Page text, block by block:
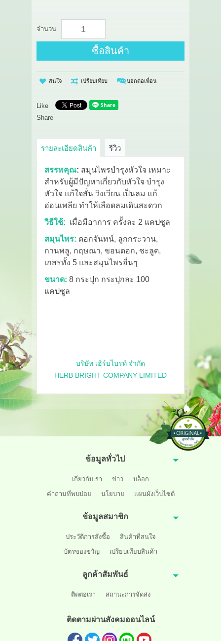
จำนวน
ซื้อสินค้า
สนใจ เปรียบเทียบ บอกต่อเพื่อน
Like
Share
รายละเอียดสินค้า รีวิว
สรรพคุณ: สมุนไพรบำรุงหัวใจ เหมาะ
สำหรับผู้มีปัญหาเกี่ยวกับหัวใจ บำรุง
หัวใจ แก้ใจสั่น วิงเวียน เป็นลม แก้
อ่อนเพลีย ทำให้เลือดลมเดินสะดวก
วิธีใช้: เมื่อมีอาการ ครั้งละ 2 แคปซูล
สมุนไพร: ดอกจันทน์, ลูกกระวาน,
กานพลู, กฤษณา, ขอนดอก, ชะลูด,
เกสรทั้ง 5 และสมุนไพรอื่นๆ
ขนาด: 8 กระปุก กระปุกละ 100
แคปซูล
บริษัท เฮิร์บไบรท์ จำกัด
HERB BRIGHT COMPANY LIMITED
ข้อมูลทั่วไป
เกี่ยวกับเรา ข่าว
บล็อก
คำถามที่พบบ่อย
นโยบาย แผนผังเว็บไซต์
ข้อมูลสมาชิก
ประวัติการสั่งซื้อ
สินค้าที่สนใจ
บัตรของขวัญ
เปรียบเทียบสินค้า
ลูกค้าสัมพันธ์
ติดต่อเรา สถานะการจัดส่ง
ติดตามผ่านสังคมออนไลน์